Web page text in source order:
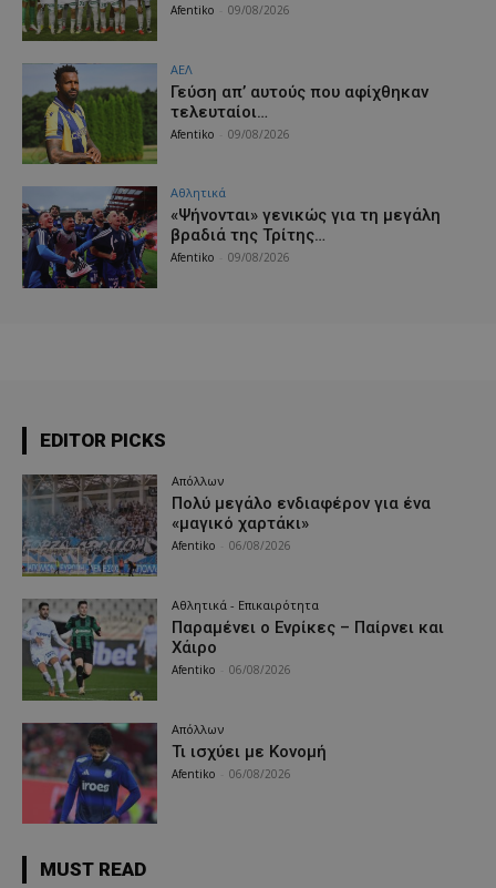
Afentiko 09/08/2026
ΑΕΛ
Γεύση απ’ αυτούς που αφίχθηκαν
τελευταίοι…
Afentiko 09/08/2026
Αθλητικά
«Ψήνονται» γενικώς για τη μεγάλη
βραδιά της Τρίτης…
Afentiko 09/08/2026
EDITOR PICKS
Απόλλων
Πολύ μεγάλο ενδιαφέρον για ένα
«μαγικό χαρτάκι»
Afentiko 06/08/2026
Αθλητικά - Επικαιρότητα
Παραμένει ο Ενρίκες – Παίρνει και
Χάιρο
Afentiko 06/08/2026
Απόλλων
Τι ισχύει με Κονομή
Afentiko 06/08/2026
MUST READ